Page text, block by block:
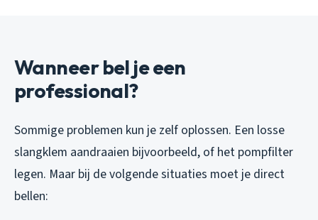
Wanneer bel je een
professional?
Sommige problemen kun je zelf oplossen. Een losse
slangklem aandraaien bijvoorbeeld, of het pompfilter
legen. Maar bij de volgende situaties moet je direct
bellen: